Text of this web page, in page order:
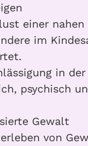
einer nahen
im
in
psychisch
Gewalt
von